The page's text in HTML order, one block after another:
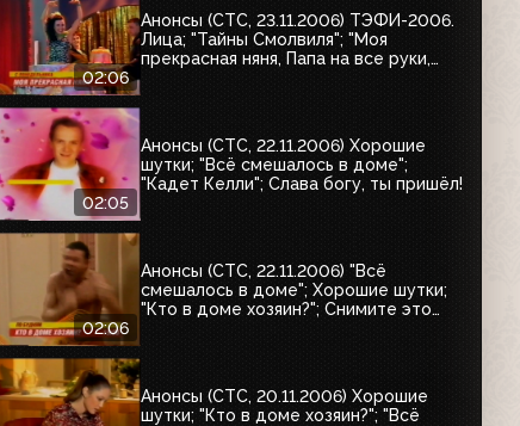
02:06
Анонсы (СТС, 23.11.2006) ТЭФИ-2006.
Лица; "Тайны Смолвиля"; "Моя
прекрасная няня, Папа на все руки,
02:05
Анонсы (СТС, 22.11.2006) Хорошие
шутки; "Всё смешалось в доме";
"Кадет Келли"; Слава богу, ты пришёл!
02:06
Анонсы (СТС, 22.11.2006) "Всё
смешалось в доме"; Хорошие шутки;
"Кто в доме хозяин?"; Снимите это
Анонсы (СТС, 20.11.2006) Хорошие
шутки; "Кто в доме хозяин?"; "Всё